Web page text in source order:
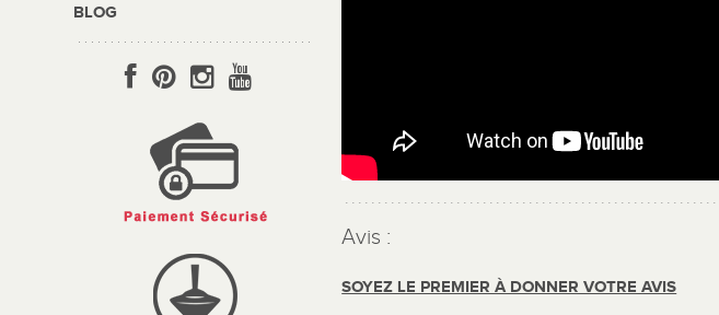
BLOG
Avis :
SOYEZ LE PREMIER À DONNER VOTRE AVIS